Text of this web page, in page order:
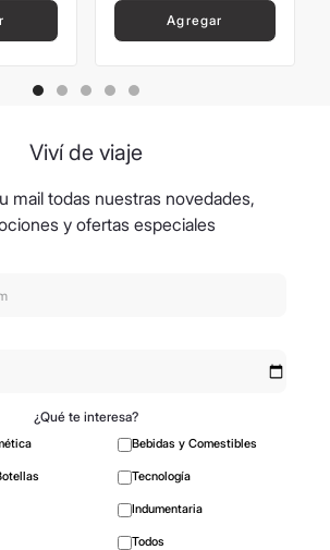
Agregar
Viví de viaje
mail todas nuestras novedades,
y ofertas especiales
¿Qué te interesa?
Bebidas y Comestibles
Tecnología
Indumentaria
Todos